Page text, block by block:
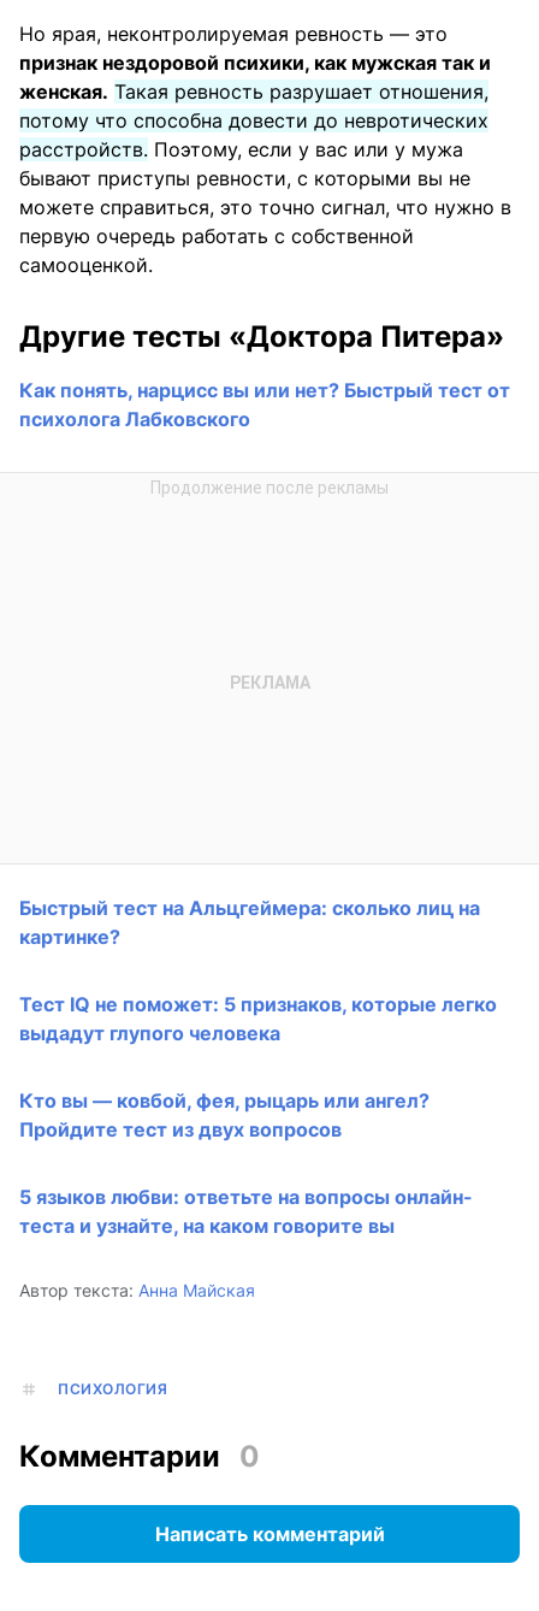
Но ярая, неконтролируемая ревность — это
признак нездоровой психики, как мужская так и
женская. Такая ревность разрушает отношения,
потому что способна довести до невротических
расстройств. Поэтому, если у вас или у мужа
бывают приступы ревности, с которыми вы не
можете справиться, это точно сигнал, что нужно в
первую очередь работать с собственной
самооценкой.
Другие тесты «Доктора Питера»
Как понять, нарцисс вы или нет? Быстрый тест от
психолога Лабковского
Быстрый тест на Альцгеймера: сколько лиц на
картинке?
Тест IQ не поможет: 5 признаков, которые легко
выдадут глупого человека
Кто вы — ковбой, фея, рыцарь или ангел?
Пройдите тест из двух вопросов
5 языков любви: ответьте на вопросы онлайн-
теста и узнайте, на каком говорите вы
Автор текста: Анна Майская
ПСИХОЛОГИЯ
Комментарии 0
Написать комментарий